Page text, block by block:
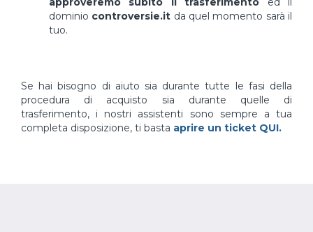
dominio controversie.it da quel momento sarà il
tuo.
Se hai bisogno di aiuto sia durante tutte le fasi della
procedura di acquisto sia durante quelle di
trasferimento, i nostri assistenti sono sempre a tua
completa disposizione, ti basta aprire un ticket QUI.